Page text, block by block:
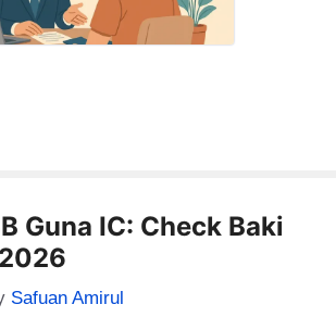
Guna IC: Check Baki
Safuan Amirul